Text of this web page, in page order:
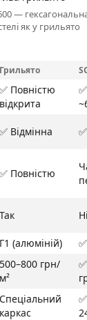
—
як у грильято
Грильято
✅ Повністю
відкрита
✅ Відмінна
✅ Повністю
Так
Г1 (алюміній)
500–800 грн/
м²
Спеціальний
каркас